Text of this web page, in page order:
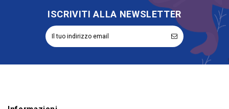
ISCRIVITI ALLA NEWSLETTER